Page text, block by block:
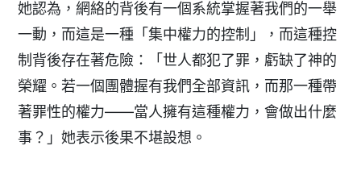
她認為，網絡的背後有一個系統掌握著我們的一舉
一動，而這是一種「集中權力的控制」，而這種控
制背後存在著危險：「世人都犯了罪，虧缺了神的
榮耀。若一個團體握有我們全部資訊，而那一種帶
著罪性的權力——當人擁有這種權力，會做出什麼
事？」她表示後果不堪設想。